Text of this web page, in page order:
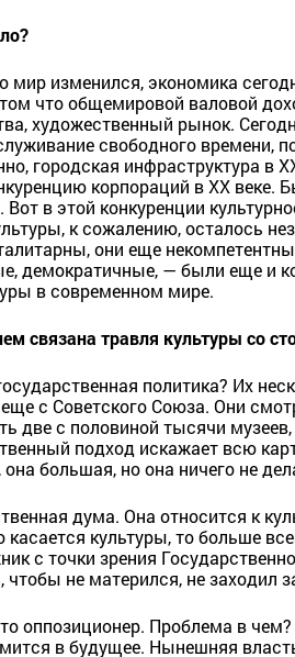
мир изменился, экономика
что общемировой валовой
художественный рынок.
свободного времени,
городская инфраструктура в
корпораций в ХХ веке.
в этой конкуренции
к сожалению, осталось
они еще
демократичные, — были еще и
в современном мире.
связана травля культуры со
политика? Их
с Советского Союза. Они
две с половиной тысячи
подход искажает всю
большая, но она ничего не
дума. Она относится к
касается культуры, то больше
с точки зрения
чтобы не матерился, не заходил
оппозиционер. Проблема в
в будущее. Нынешняя